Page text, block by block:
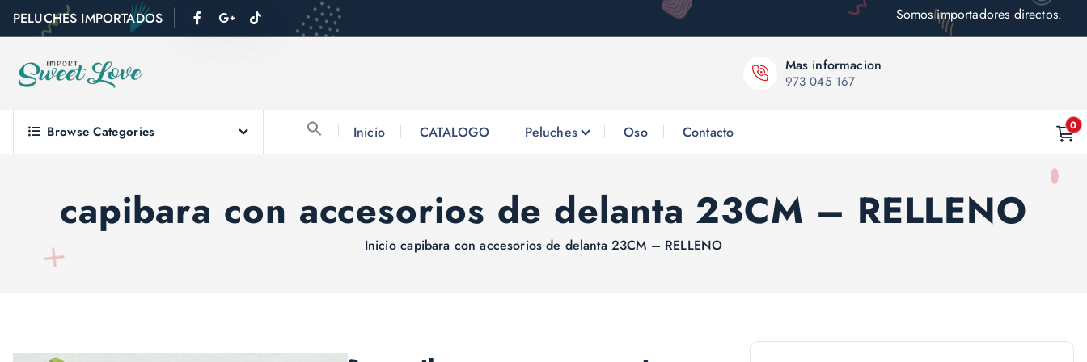
PELUCHES IMPORTADOS Somos importadores directos.
Mas informacion
973 045 167
Browse Categories Inicio CATALOGO Peluches Oso Contacto 0
capibara con accesorios de delanta 23CM – RELLENO
Inicio capibara con accesorios de delanta 23CM – RELLENO